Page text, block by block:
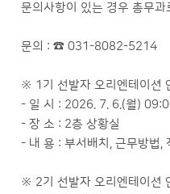
문의사항이 있는 경우 총무과
문의 : ☎ 031-8082-5214
※ 1기 선발자 오리엔테이션
- 일 시 : 2026. 7. 6.(월)
- 장 소 : 2층 상황실
- 내 용 : 부서배치, 근무방법,
※ 2기 선발자 오리엔테이션